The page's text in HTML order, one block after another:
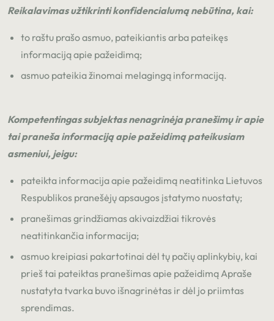
Reikalavimas užtikrinti konfidencialumą nebūtina, kai:
to raštu prašo asmuo, pateikiantis arba pateikęs
informaciją apie pažeidimą;
asmuo pateikia žinomai melagingą informaciją.
Kompetentingas subjektas nenagrinėja pranešimų ir apie
tai praneša informaciją apie pažeidimą pateikusiam
asmeniui, jeigu:
pateikta informacija apie pažeidimą neatitinka Lietuvos
Respublikos pranešėjų apsaugos įstatymo nuostatų;
pranešimas grindžiamas akivaizdžiai tikrovės
neatitinkančia informacija;
asmuo kreipiasi pakartotinai dėl tų pačių aplinkybių, kai
prieš tai pateiktas pranešimas apie pažeidimą Apraše
nustatyta tvarka buvo išnagrinėtas ir dėl jo priimtas
sprendimas.